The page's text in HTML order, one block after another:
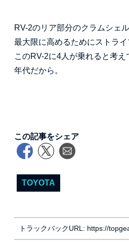
RV-2のリア部分のクラムシェ
最大限に高めるためにストラ
このRV-2に4人が乗れると考
年代だから。
この記事をシェア
TOYOTA
トラックバックURL: https://